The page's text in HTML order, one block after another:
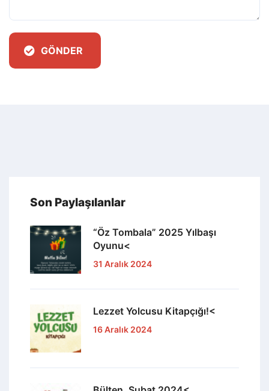
GÖNDER
Son Paylaşılanlar
“Öz Tombala” 2025 Yılbaşı
Oyunu<
31 Aralık 2024
Lezzet Yolcusu Kitapçığı!<
16 Aralık 2024